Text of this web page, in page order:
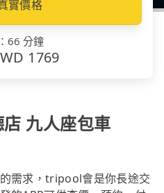
實價格
： 66 分鐘
1769
九人座包車
需求，tripool會是你長途交